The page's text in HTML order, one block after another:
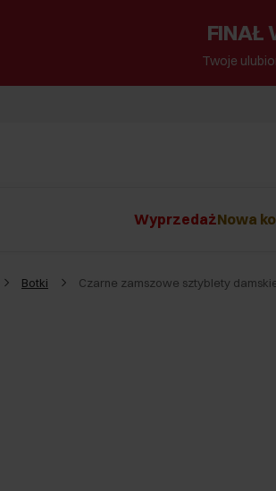
FINAŁ
Twoje
WyprzedażNowa
Botki Czarne zamszowe sztyblety